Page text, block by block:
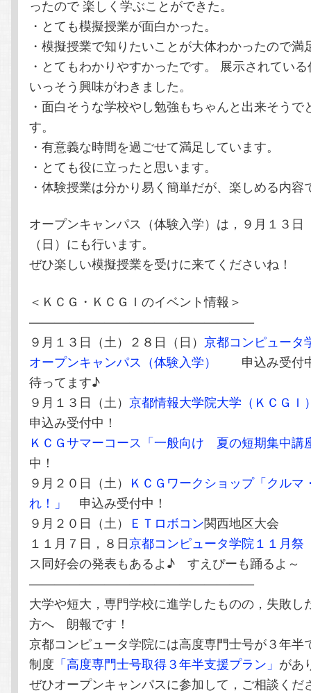
ったので 楽しく学ぶことができた。
・とても模擬授業が面白かった。
・模擬授業で知りたいことが大体わかったので満
・とてもわかりやすかったです。 展示されてい
いっそう興味がわきました。
・面白そうな学校やし勉強もちゃんと出来そうで
す。
・有意義な時間を過ごせて満足しています。
・とても役に立ったと思います。
・体験授業は分かり易く簡単だが、楽しめる内容
オープンキャンパス（体験入学）は，９月１３日
（日）にも行います。
ぜひ楽しい模擬授業を受けに来てくださいね！
＜ＫＣＧ・ＫＣＧＩのイベント情報＞
——————————————————
９月１３日（土）２８日（日）京都コンピュータ
オープンキャンパス（体験入学）
申込み受付
待ってます♪
９月１３日（土）京都情報大学院大学（ＫＣＧＩ
申込み受付中！
ＫＣＧサマーコース「一般向け 夏の短期集中講
中！
９月２０日（土） ＫＣＧワークショップ「クルマ
れ！」
申込み受付中！
９月２０日（土）
ＥＴロボコン関西地区大会
１１月７日，８日京都コンピュータ学院１１月祭
ス同好会の発表もあるよ♪ すえぴーも踊るよ～
——————————————————
大学や短大，専門学校に進学したものの，失敗し
方へ 朗報です！
京都コンピュータ学院には高度専門士号が３年半
制度 「高度専門士号取得３年半支援プラン」 があ
ぜひオープンキャンパスに参加して，ご相談くだ